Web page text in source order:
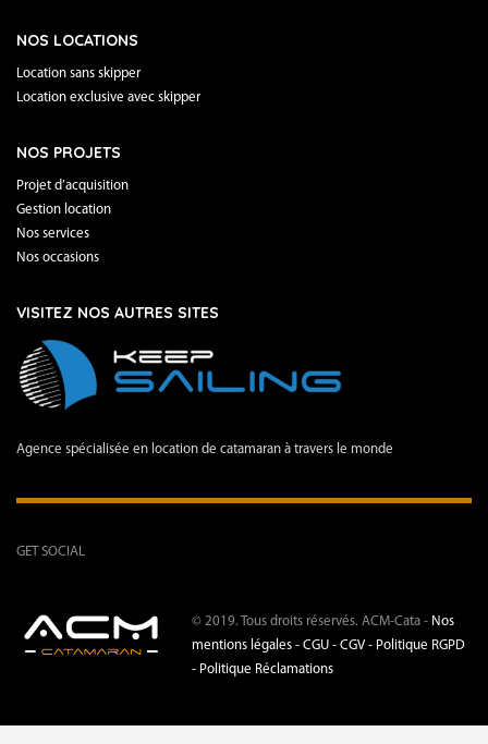
NOS LOCATIONS
Location sans skipper
Location exclusive avec skipper
NOS PROJETS
Projet d’acquisition
Gestion location
Nos services
Nos occasions
VISITEZ NOS AUTRES SITES
Agence spécialisée en location de catamaran à travers le monde
GET SOCIAL
© 2019. Tous droits réservés. ACM-Cata - Nos
mentions légales - CGU - CGV - Politique RGPD
- Politique Réclamations